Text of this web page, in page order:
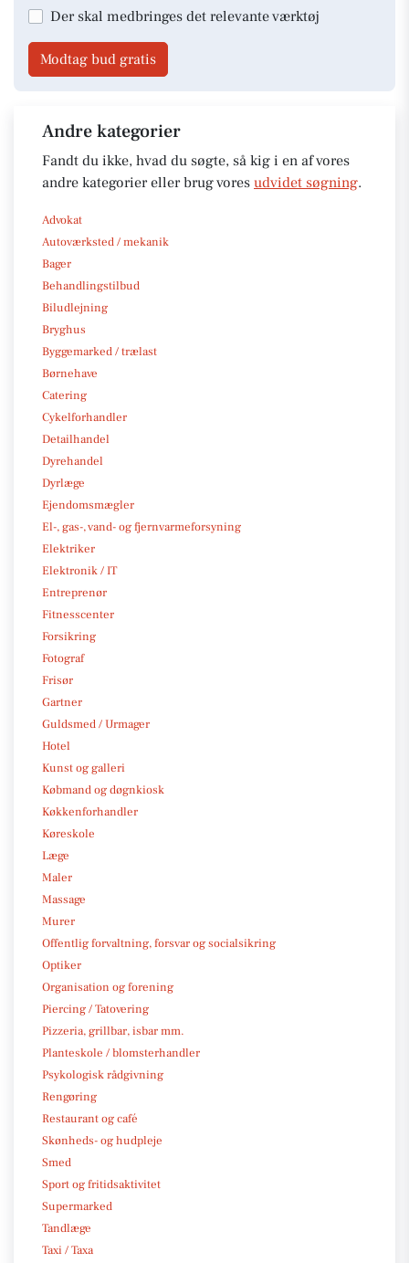
Der skal medbringes det relevante værktøj
Modtag bud gratis
Andre kategorier
Fandt du ikke, hvad du søgte, så kig i en af vores
andre kategorier eller brug vores udvidet søgning.
Advokat
Autoværksted / mekanik
Bager
Behandlingstilbud
Biludlejning
Bryghus
Byggemarked / trælast
Børnehave
Catering
Cykelforhandler
Detailhandel
Dyrehandel
Dyrlæge
Ejendomsmægler
El-, gas-, vand- og fjernvarmeforsyning
Elektriker
Elektronik / IT
Entreprenør
Fitnesscenter
Forsikring
Fotograf
Frisør
Gartner
Guldsmed / Urmager
Hotel
Kunst og galleri
Købmand og døgnkiosk
Køkkenforhandler
Køreskole
Læge
Maler
Massage
Murer
Offentlig forvaltning, forsvar og socialsikring
Optiker
Organisation og forening
Piercing / Tatovering
Pizzeria, grillbar, isbar mm.
Planteskole / blomsterhandler
Psykologisk rådgivning
Rengøring
Restaurant og café
Skønheds- og hudpleje
Smed
Sport og fritidsaktivitet
Supermarked
Tandlæge
Taxi / Taxa